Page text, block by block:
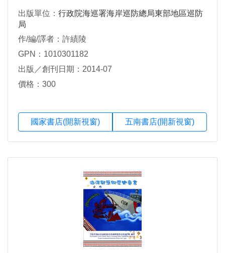
出版單位： 行政院海巡署海岸巡防總局東部地區巡防
局
作/編/譯者：許績陵
GPN：1010301182
出版／創刊日期：2014-07
價格：300
國家書店(開新視窗) 五南書店(開新視窗)